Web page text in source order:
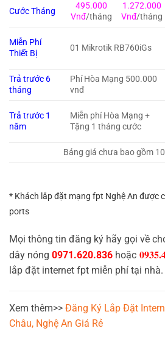
Cước Tháng
495.000
Vnđ/tháng
1.272.000
Vnđ/tháng
Miễn Phí
Thiết Bị
01 Mikrotik RB760iGs
Trả trước 6
tháng
Phí Hòa Mạng 500.000
vnđ
Trả trước 1
năm
Miễn phí Hòa Mạng +
Tặng 1 tháng cước
Bảng giá chưa bao gồm
* Khách lắp đặt mạng fpt Nghệ An được
ports
Mọi thông tin đăng ký hãy gọi về
dây nóng 0971.620.836 hoặc
lắp đặt internet fpt miễn phí tại nhà.
Xem thêm>> Đăng Ký Lắp Đặt
Châu, Nghệ An Giá Rẻ